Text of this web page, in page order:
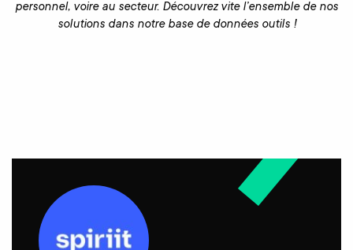
personnel, voire au secteur. Découvrez vite l’ensemble de nos
solutions dans notre base de données outils !